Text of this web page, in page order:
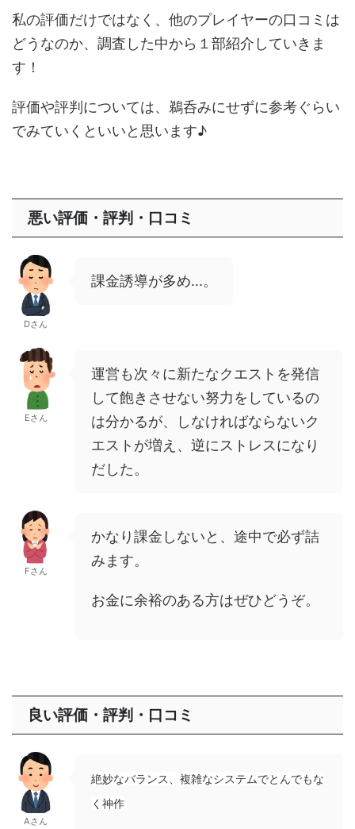
私の評価だけではなく、他のプレイヤーの口コミは
どうなのか、調査した中から１部紹介していきま
す！
評価や評判については、鵜呑みにせずに参考ぐらい
でみていくといいと思います♪
悪い評価・評判・口コミ
Dさん
課金誘導が多め...。
Eさん
運営も次々に新たなクエストを発信
して飽きさせない努力をしているの
は分かるが、しなければならないク
エストが増え、逆にストレスになり
だした。
Fさん
かなり課金しないと、途中で必ず詰
みます。
お金に余裕のある方はぜひどうぞ。
良い評価・評判・口コミ
Aさん
絶妙なバランス、複雑なシステムでとんでもな
く神作